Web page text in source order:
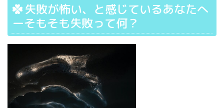
失敗が怖い、と感じているあなたへ
ーそもそも失敗って何？